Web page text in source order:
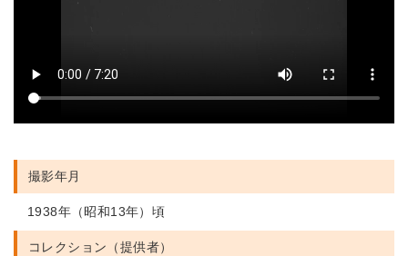
撮影年月
1938年（昭和13年）頃
コレクション（提供者）